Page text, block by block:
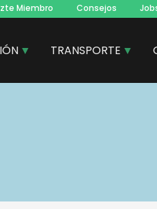
Miembro Consejos
TRANSPORTE